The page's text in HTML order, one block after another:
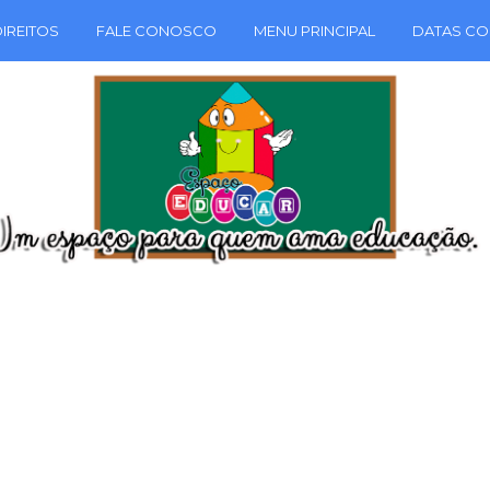
FALE CONOSCO MENU PRINCIPAL DATAS